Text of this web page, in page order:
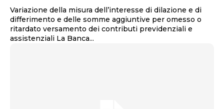
Variazione della misura dell’interesse di dilazione e di
differimento e delle somme aggiuntive per omesso o
ritardato versamento dei contributi previdenziali e
assistenziali La Banca...